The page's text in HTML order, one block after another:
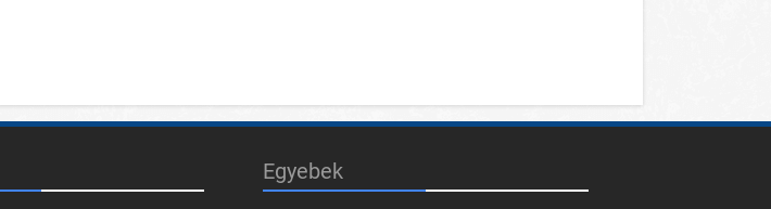
Egyebek